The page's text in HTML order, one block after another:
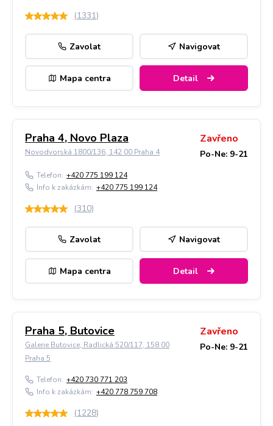
(1331)
Zavolat Navigovat
Mapa centra Detail
Praha 4, Novo Plaza
Novodvorská 1800/136, 142 00 Praha 4
Zavřeno
Po-Ne: 9-21
Telefon: +420 775 199 124
Info k zakázkám: +420 775 199 124
(310)
Zavolat Navigovat
Mapa centra Detail
Praha 5, Butovice
Galerie Butovice, Radlická 520/117, 158 00
Praha 5
Zavřeno
Po-Ne: 9-21
Telefon: +420 730 771 203
Info k zakázkám: +420 778 759 708
(1228)